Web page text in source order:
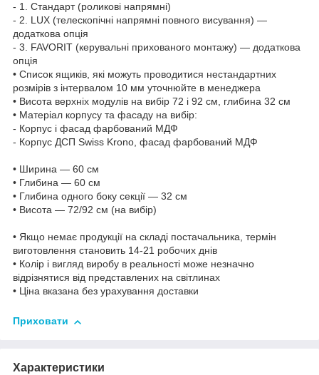
- 1. Стандарт (роликові напрямні)
- 2. LUX (телескопічні напрямні повного висування) —
додаткова опція
- 3. FAVORIT (керувальні прихованого монтажу) — додаткова
опція
• Список ящиків, які можуть проводитися нестандартних
розмірів з інтервалом 10 мм уточнюйте в менеджера
• Висота верхніх модулів на вибір 72 і 92 см, глибина 32 см
• Матеріал корпусу та фасаду на вибір:
- Корпус і фасад фарбований МДФ
- Корпус ДСП Swiss Krono, фасад фарбований МДФ
• Ширина — 60 см
• Глибина — 60 см
• Глибина одного боку секції — 32 см
• Висота — 72/92 см (на вибір)
• Якщо немає продукції на складі постачальника, термін
виготовлення становить 14-21 робочих днів
• Колір і вигляд виробу в реальності може незначно
відрізнятися від представлених на світлинах
• Ціна вказана без урахування доставки
Приховати
Характеристики